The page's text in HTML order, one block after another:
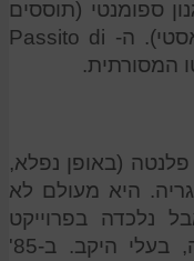
ספומנטי (תוססים
קלות, כמו לדוגמא המוסקטו די אסטי). ה- Passito di
(באופן נפלא,
היא מעולם לא
נלכדה בפרוייקט
השאפתני של משפחת ­­ פלאנטה, בעלי היקב. ב-85'